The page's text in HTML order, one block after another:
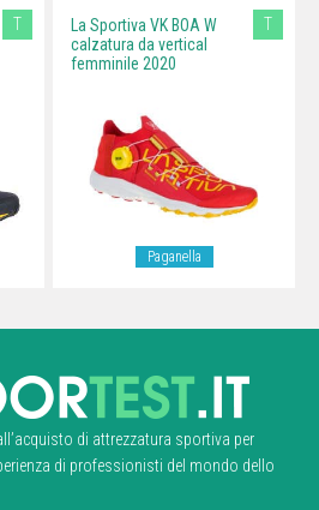
T
La Sportiva VK BOA W
calzatura da vertical
femminile 2020
T
Paganella
di attrezzatura sportiva per
di professionisti del mondo dello